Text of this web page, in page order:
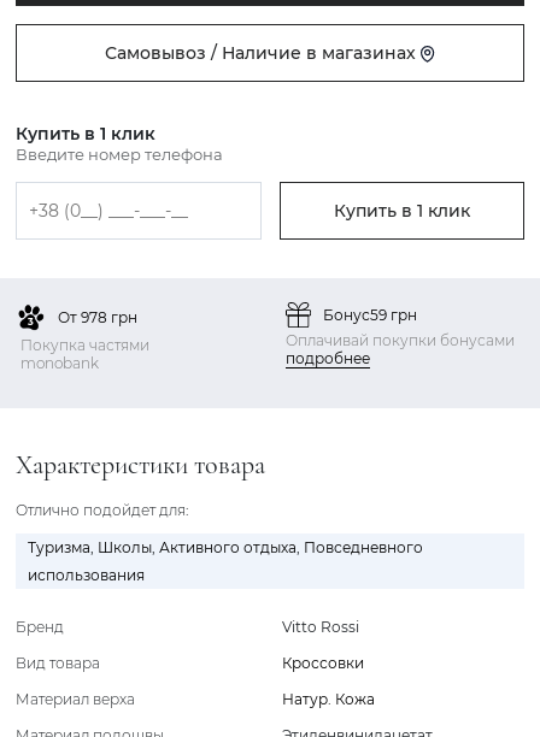
Самовывоз / Наличие в магазинах
Купить в 1 клик
Введите номер телефона
Купить в 1 клик
От 978 грн
Покупка частями
monobank
Бонус59 грн
Оплачивай покупки бонусами
подробнее
Характеристики товара
Отлично подойдет для:
Туризма, Школы, Активного отдыха, Повседневного
использования
Бренд
Vitto Rossi
Вид товара
Кроссовки
Материал верха
Натур. Кожа